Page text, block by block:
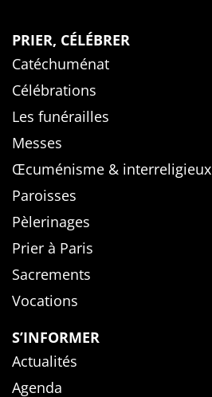
PRIER, CÉLÉBRER
Catéchuménat
Célébrations
Les funérailles
Messes
Œcuménisme & interreligieux
Paroisses
Pèlerinages
Prier à Paris
Sacrements
Vocations
S’INFORMER
Actualités
Agenda